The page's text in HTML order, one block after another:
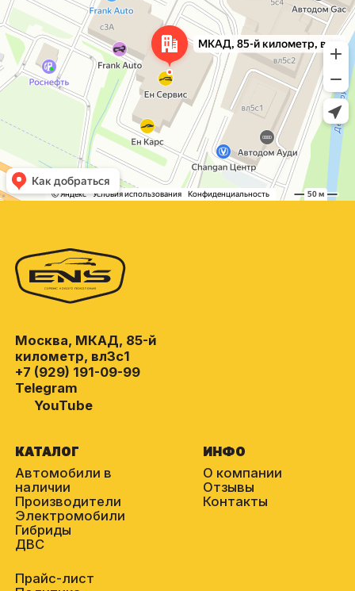
Москва, МКАД, 85-й
километр, вл3с1
+7 (929) 191-09-99
Telegram
YouTube
КАТАЛОГ
Автомобили в
наличии
Производители
Электромобили
Гибриды
ДВС
ИНФО
О компании
Отзывы
Контакты
Прайс-лист